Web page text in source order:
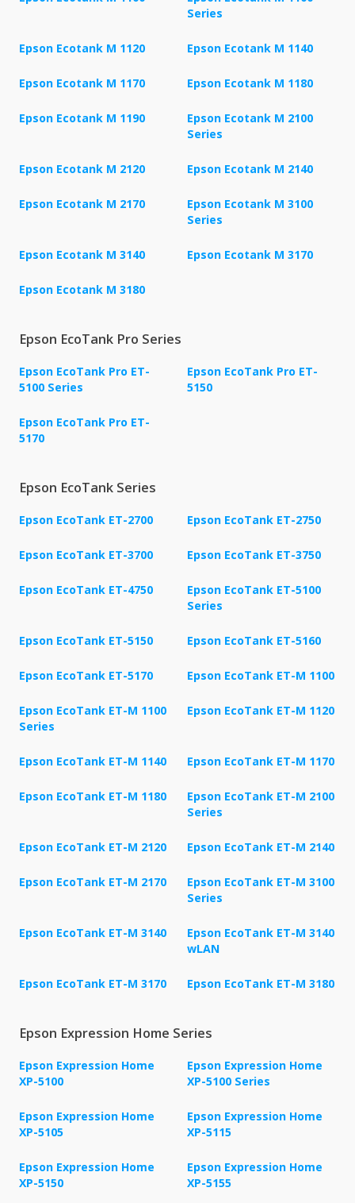
Series
Epson Ecotank M 1120 Epson Ecotank M 1140
Epson Ecotank M 1170 Epson Ecotank M 1180
Epson Ecotank M 1190
Epson Ecotank M 2100
Series
Epson Ecotank M 2120 Epson Ecotank M 2140
Epson Ecotank M 2170
Epson Ecotank M 3100
Series
Epson Ecotank M 3140 Epson Ecotank M 3170
Epson Ecotank M 3180
Epson EcoTank Pro Series
Epson EcoTank Pro ET-
5100 Series
Epson EcoTank Pro ET-
5150
Epson EcoTank Pro ET-
5170
Epson EcoTank Series
Epson EcoTank ET-2700 Epson EcoTank ET-2750
Epson EcoTank ET-3700 Epson EcoTank ET-3750
Epson EcoTank ET-4750
Epson EcoTank ET-5100
Series
Epson EcoTank ET-5150 Epson EcoTank ET-5160
Epson EcoTank ET-5170 Epson EcoTank ET-M 1100
Epson EcoTank ET-M 1100
Series
Epson EcoTank ET-M 1120
Epson EcoTank ET-M 1140 Epson EcoTank ET-M 1170
Epson EcoTank ET-M 1180
Epson EcoTank ET-M 2100
Series
Epson EcoTank ET-M 2120 Epson EcoTank ET-M 2140
Epson EcoTank ET-M 2170
Epson EcoTank ET-M 3100
Series
Epson EcoTank ET-M 3140
Epson EcoTank ET-M 3140
wLAN
Epson EcoTank ET-M 3170 Epson EcoTank ET-M 3180
Epson Expression Home Series
Epson Expression Home
XP-5100
Epson Expression Home
XP-5100 Series
Epson Expression Home
XP-5105
Epson Expression Home
XP-5115
Epson Expression Home
XP-5150
Epson Expression Home
XP-5155